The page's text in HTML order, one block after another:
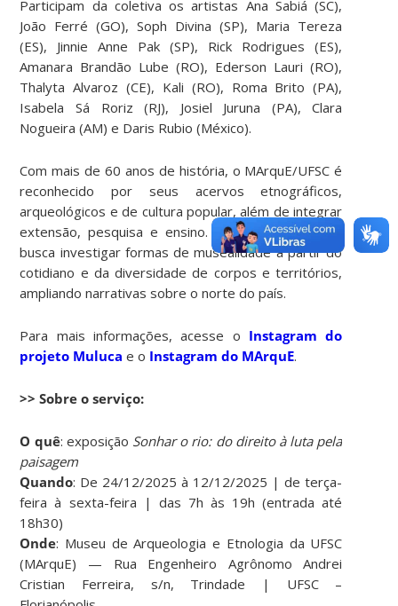
Participam da coletiva os artistas Ana Sabiá (SC),
João Ferré (GO), Soph Divina (SP), Maria Tereza
(ES), Jinnie Anne Pak (SP), Rick Rodrigues (ES),
Amanara Brandão Lube (RO), Ederson Lauri (RO),
Thalyta Alvaroz (CE), Kali (RO), Roma Brito (PA),
Isabela Sá Roriz (RJ), Josiel Juruna (PA), Clara
Nogueira (AM) e Daris Rubio (México).
Com mais de 60 anos de história, o MArquE/UFSC é
reconhecido por seus acervos etnográficos,
arqueológicos e de cultura popular, além de integrar
extensão, pesquisa e ensino. Já o projeto Muluca
busca investigar formas de musealidade a partir do
cotidiano e da diversidade de corpos e territórios,
ampliando narrativas sobre o norte do país.
Para mais informações, acesse o Instagram do
projeto Muluca e o Instagram do MArquE.
>> Sobre o serviço:
O quê: exposição Sonhar o rio: do direito à luta pela
paisagem
Quando: De 24/12/2025 à 12/12/2025 | de terça-
feira à sexta-feira | das 7h às 19h (entrada até
18h30)
Onde: Museu de Arqueologia e Etnologia da UFSC
(MArquE) — Rua Engenheiro Agrônomo Andrei
Cristian Ferreira, s/n, Trindade | UFSC –